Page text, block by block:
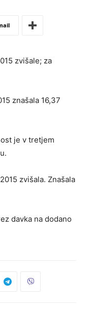
zvišale; za
znašala 16,37
je v tretjem
zvišala. Znašala
davka na dodano